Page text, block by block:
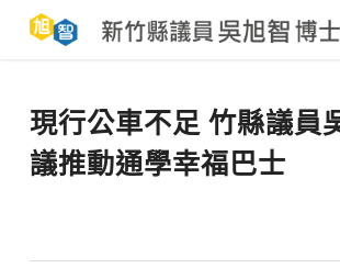
main
現行公車不足 竹縣議員
議推動通學幸福巴士